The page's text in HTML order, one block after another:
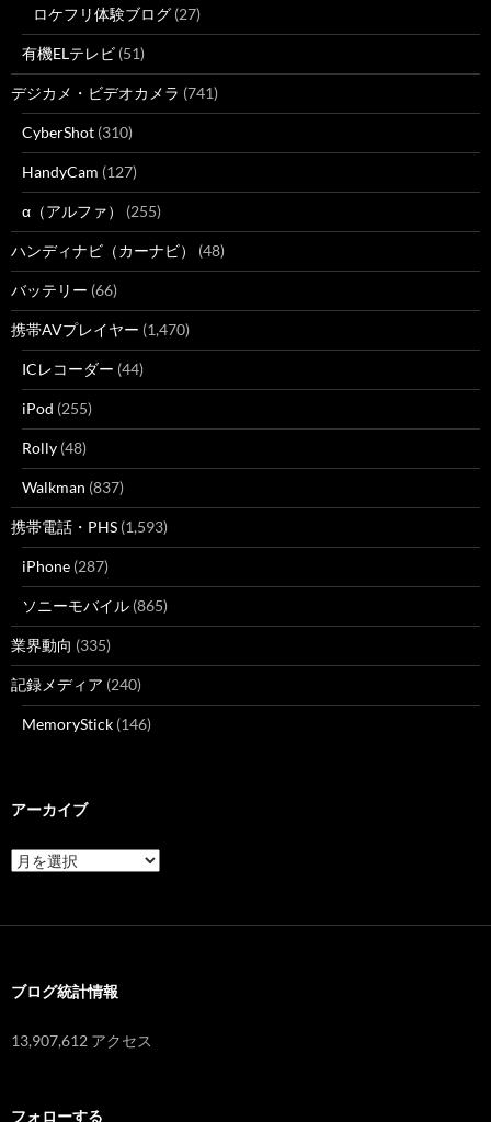
ロケフリ体験ブログ (27)
有機ELテレビ (51)
デジカメ・ビデオカメラ (741)
CyberShot (310)
HandyCam (127)
α（アルファ） (255)
ハンディナビ（カーナビ） (48)
バッテリー (66)
携帯AVプレイヤー (1,470)
ICレコーダー (44)
iPod (255)
Rolly (48)
Walkman (837)
携帯電話・PHS (1,593)
iPhone (287)
ソニーモバイル (865)
業界動向 (335)
記録メディア (240)
MemoryStick (146)
アーカイブ
ア
ー
ブログ統計情報
13,907,612 アクセス
フォローする